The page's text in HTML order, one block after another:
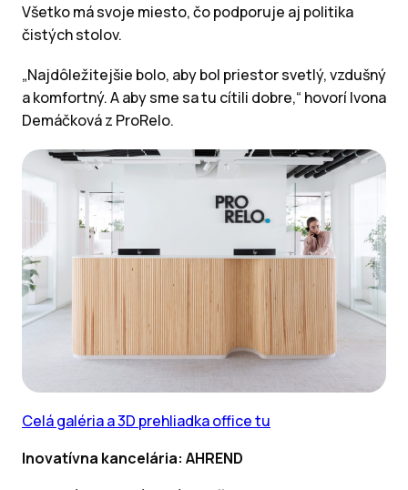
Všetko má svoje miesto, čo podporuje aj politika
čistých stolov.
„Najdôležitejšie bolo, aby bol priestor svetlý, vzdušný
a komfortný. A aby sme sa tu cítili dobre,“ hovorí Ivona
Demáčková z ProRelo.
Celá galéria a 3D prehliadka office tu
Inovatívna kancelária: AHREND